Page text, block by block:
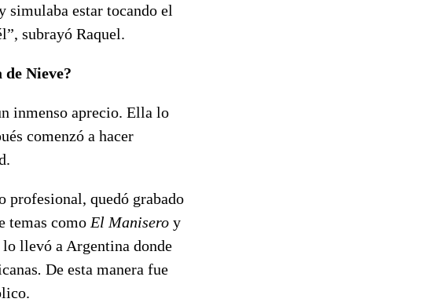
simulaba estar tocando el
subrayó Raquel.
Nieve?
inmenso aprecio. Ella lo
comenzó a hacer
profesional, quedó grabado
temas como El Manisero y
llevó a Argentina donde
. De esta manera fue